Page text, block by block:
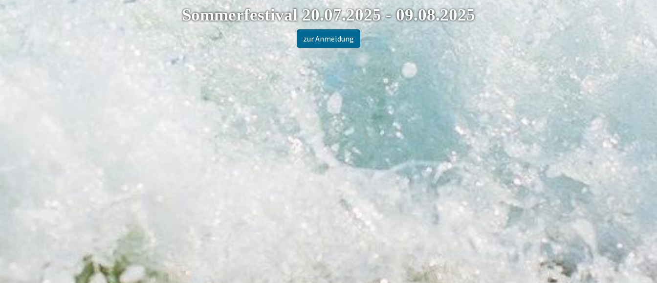
Verschenkt Zeit zu Zweit
zu den Gutscheinen